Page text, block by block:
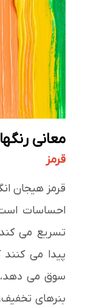
معانی
قرمز
قرمز هیجان
احساسات
تسریع می
پیدا می
سوق می دهد،
بنرهای